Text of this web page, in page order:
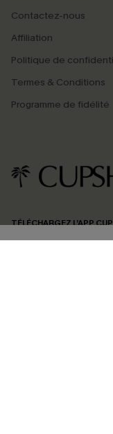
Contactez-nous
Affiliation
Politique de
Termes & Conditions
Programme de fidélité
TÉLÉCHARGEZ L’APP
-15%
*Un code
En soumettant votre
marketing (y compris
reconnaissez avoir pris
pouvons utiliser les
produits susceptibles
confidentialité
. Vous